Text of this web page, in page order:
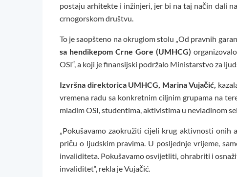
postaju arhitekte i inžinjeri, jer bi na taj način dali
crnogorskom društvu.
To je saopšteno na okruglom stolu „Od pravnih
sa hendikepom Crne Gore (UMHCG) organizovalo
OSI“, a koji je finansijski podržalo Ministarstvo za
Izvršna direktorica UMHCG, Marina Vujačić,
vremena radu sa konkretnim ciljnim grupama na
mladim OSI, studentima, aktivistima u nevladinom
„Pokušavamo zaokružiti cijeli krug aktivnosti
priču o ljudskim pravima. U posljednje vrijeme,
invaliditeta. Pokušavamo osvijetliti, ohrabriti i
invaliditet“, rekla je Vujačić.